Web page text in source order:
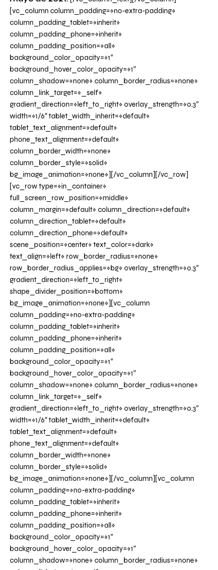
[vc_column column_padding=»no-extra-padding»
column_padding_tablet=»inherit»
column_padding_phone=»inherit»
column_padding_position=»all»
background_color_opacity=»1″
background_hover_color_opacity=»1″
column_shadow=»none» column_border_radius=»none»
column_link_target=»_self»
gradient_direction=»left_to_right» overlay_strength=»0.3″
width=»1/6″ tablet_width_inherit=»default»
tablet_text_alignment=»default»
phone_text_alignment=»default»
column_border_width=»none»
column_border_style=»solid»
bg_image_animation=»none»][/vc_column][/vc_row]
[vc_row type=»in_container»
full_screen_row_position=»middle»
column_margin=»default» column_direction=»default»
column_direction_tablet=»default»
column_direction_phone=»default»
scene_position=»center» text_color=»dark»
text_align=»left» row_border_radius=»none»
row_border_radius_applies=»bg» overlay_strength=»0.3″
gradient_direction=»left_to_right»
shape_divider_position=»bottom»
bg_image_animation=»none»][vc_column
column_padding=»no-extra-padding»
column_padding_tablet=»inherit»
column_padding_phone=»inherit»
column_padding_position=»all»
background_color_opacity=»1″
background_hover_color_opacity=»1″
column_shadow=»none» column_border_radius=»none»
column_link_target=»_self»
gradient_direction=»left_to_right» overlay_strength=»0.3″
width=»1/6″ tablet_width_inherit=»default»
tablet_text_alignment=»default»
phone_text_alignment=»default»
column_border_width=»none»
column_border_style=»solid»
bg_image_animation=»none»][/vc_column][vc_column
column_padding=»no-extra-padding»
column_padding_tablet=»inherit»
column_padding_phone=»inherit»
column_padding_position=»all»
background_color_opacity=»1″
background_hover_color_opacity=»1″
column_shadow=»none» column_border_radius=»none»